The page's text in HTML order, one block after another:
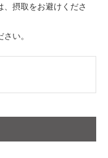
摂取をお避けくださ
い。